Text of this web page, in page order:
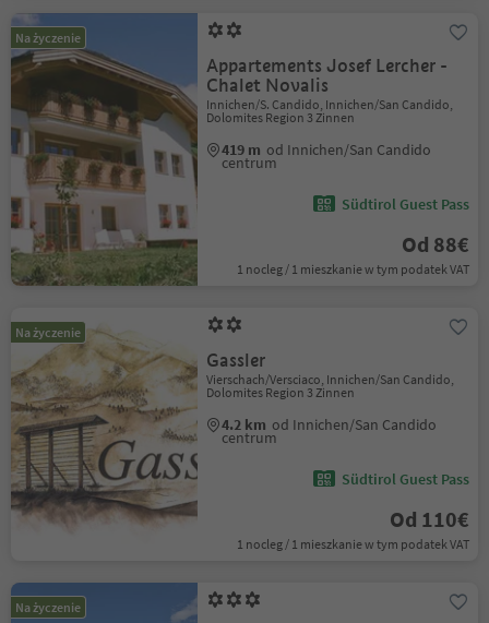
Na życzenie
Appartements Josef Lercher -
Chalet Novalis
Innichen/S. Candido, Innichen/San Candido,
Dolomites Region 3 Zinnen
419 m od Innichen/San Candido
centrum
Südtirol Guest Pass
Od 88€
1 nocleg / 1 mieszkanie w tym podatek VAT
Na życzenie
Gassler
Vierschach/Versciaco, Innichen/San Candido,
Dolomites Region 3 Zinnen
4.2 km od Innichen/San Candido
centrum
Südtirol Guest Pass
Od 110€
1 nocleg / 1 mieszkanie w tym podatek VAT
Na życzenie